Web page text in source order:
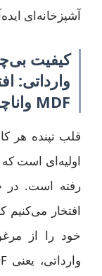
آشپزخانه‌ای
کیفیت
وارداتی:
MDF واناچای تایلند
قلب تپنده هر
اولیه‌ای است
رفته است. در
افتخار